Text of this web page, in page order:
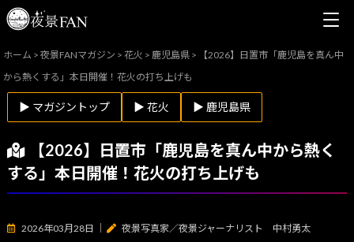
ホーム >夜景FANマガジン >花火 >鹿児島県 >
【2026】日置市「鹿児島を真ん中
から熱くする」本日開催！花火の打ち上げも
▶ マガジントップ ▶ 花火 ▶ 鹿児島県
【2026】日置市「鹿児島を真ん中から熱く
する」本日開催！花火の打ち上げも
2026年03月28日 夜景写真家／夜景ジャーナリスト 中村勇太